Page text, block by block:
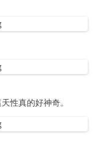
性真的好神奇。